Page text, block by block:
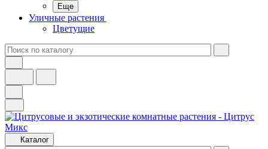
Еще
Уличные растения
Цветущие
Каталог